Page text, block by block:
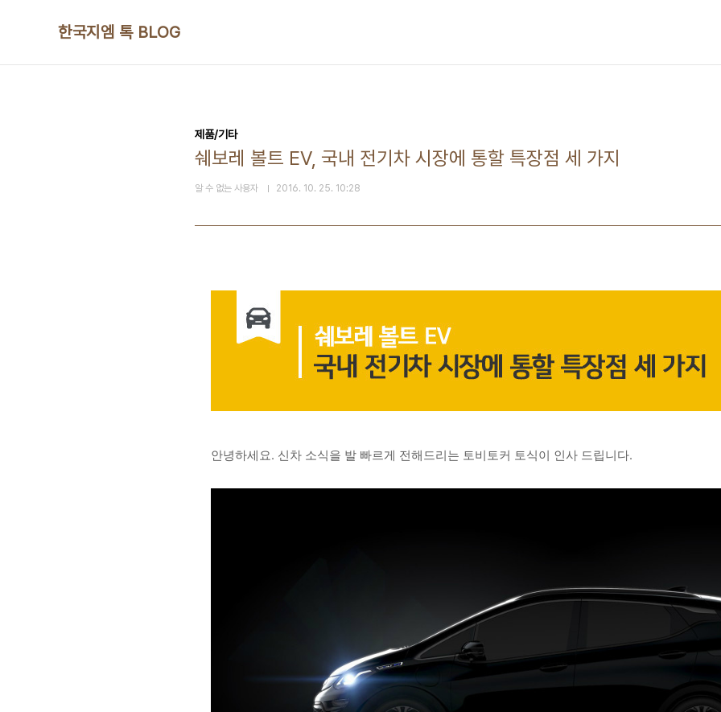
한국지엠 톡 BLOG
제품/기타
쉐보레 볼트 EV, 국내 전기차 시장에 통할 특장점 세 가지
알 수 없는 사용자 2016. 10. 25. 10:28
안녕하세요. 신차 소식을 발 빠르게 전해드리는 토비토커 토식이 인사 드립니다.